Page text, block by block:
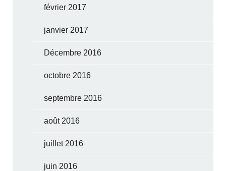
février 2017
janvier 2017
Décembre 2016
octobre 2016
septembre 2016
août 2016
juillet 2016
juin 2016